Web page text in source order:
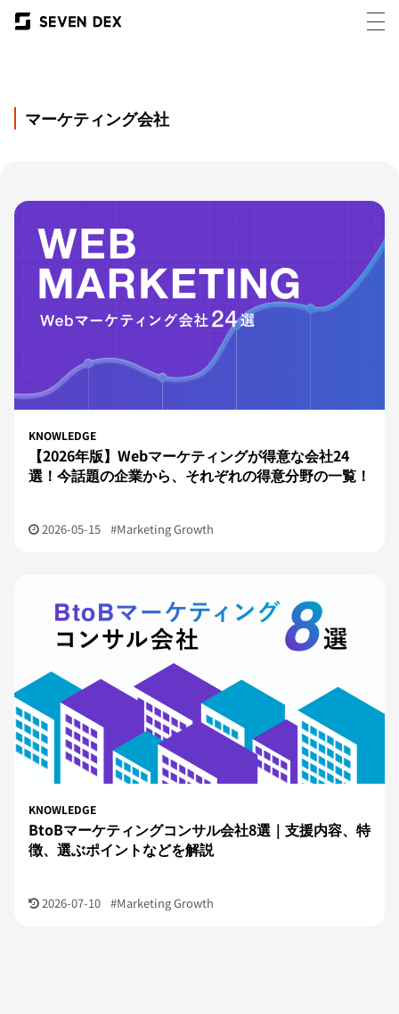
マーケティング会社
KNOWLEDGE
【2026年版】Webマーケティングが得意な会社24
選！今話題の企業から、それぞれの得意分野の一覧！
2026-05-15 #Marketing Growth
KNOWLEDGE
BtoBマーケティングコンサル会社8選｜支援内容、特
徴、選ぶポイントなどを解説
2026-07-10 #Marketing Growth